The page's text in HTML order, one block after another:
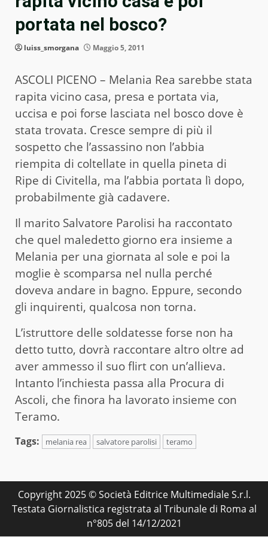
portata nel bosco?
luiss_smorgana Maggio 5, 2011
ASCOLI PICENO – Melania Rea sarebbe stata
rapita vicino casa, presa e portata via,
uccisa e poi forse lasciata nel bosco dove è
stata trovata. Cresce sempre di più il
sospetto che l’assassino non l’abbia
riempita di coltellate in quella pineta di
Ripe di Civitella, ma l’abbia portata lì dopo,
probabilmente già cadavere.
Il marito Salvatore Parolisi ha raccontato
che quel maledetto giorno era insieme a
Melania per una giornata al sole e poi la
moglie è scomparsa nel nulla perché
doveva andare in bagno. Eppure, secondo
gli inquirenti, qualcosa non torna.
L’istruttore delle soldatesse forse non ha
detto tutto, dovrà raccontare altro oltre ad
aver ammesso il suo flirt con un’allieva.
Intanto l’inchiesta passa alla Procura di
Ascoli, che finora ha lavorato insieme con
Teramo.
Tags: melania rea salvatore parolisi teramo
Copyright 2025 © Società Editrice Multimediale S.r.l.
Testata Giornalistica registrata al Tribunale di Roma al
n°805 del 14/12/2021